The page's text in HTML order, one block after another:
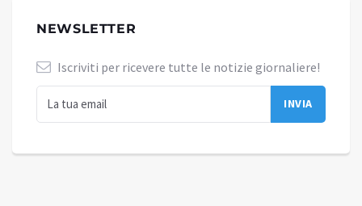
NEWSLETTER
Iscriviti per ricevere tutte le notizie giornaliere!